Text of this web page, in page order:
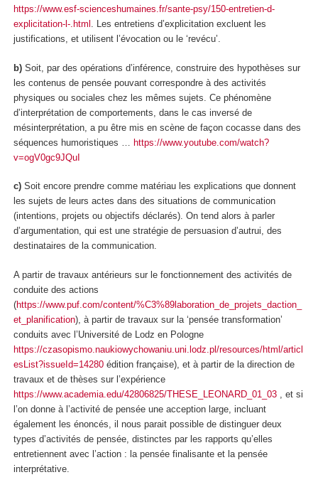
https://www.esf-scienceshumaines.fr/sante-psy/150-entretien-d-
explicitation-l-.html . Les entretiens d’explicitation excluent les
justifications, et utilisent l’évocation ou le ‘revécu’.
b) Soit, par des opérations d’inférence , construire des hypothèses sur
les contenus de pensée pouvant correspondre à des activités
physiques ou sociales chez les mêmes sujets. Ce phénomène
d’interprétation de comportements, dans le cas inversé de
mésinterprétation, a pu être mis en scène de façon cocasse dans des
séquences humoristiques … https://www.youtube.com/watch?
v=ogV0gc9JQuI
c) Soit encore prendre comme matériau les explications que donnent
les sujets de leurs actes dans des situations de communication
(intentions, projets ou objectifs déclarés). On tend alors à parler
d’argumentation, qui est une stratégie de persuasion d’autrui, des
destinataires de la communication.
A partir de travaux antérieurs sur le fonctionnement des activités de
conduite des actions
(https://www.puf.com/content/%C3%89laboration_de_projets_daction_
et_planification), à partir de travaux sur la ‘pensée transformation’
conduits avec l’Université de Lodz en Pologne
https://czasopismo.naukiowychowaniu.uni.lodz.pl/resources/html/articl
esList?issueId=14280 édition française), et à partir de la direction de
travaux et de thèses sur l’expérience
https://www.academia.edu/42806825/THESE_LEONARD_01_03 , et si
l’on donne à l’activité de pensée une acception large, incluant
également les énoncés, il nous parait possible de distinguer deux
types d’activités de pensée, distinctes par les rapports qu’elles
entretiennent avec l’action : la pensée finalisante et la pensée
interprétative.